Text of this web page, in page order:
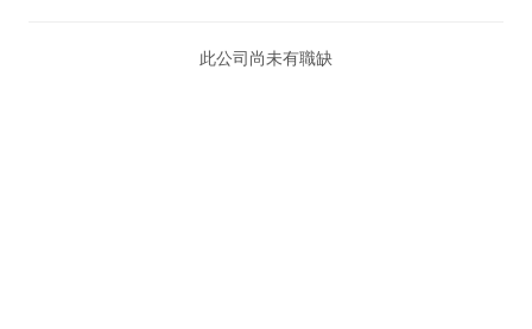
此公司尚未有職缺